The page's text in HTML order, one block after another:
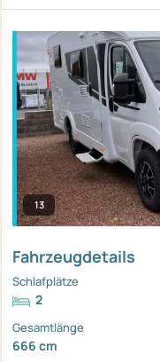
13
Fahrzeugdetails
Schlafplätze
2
Gesamtlänge
666 cm